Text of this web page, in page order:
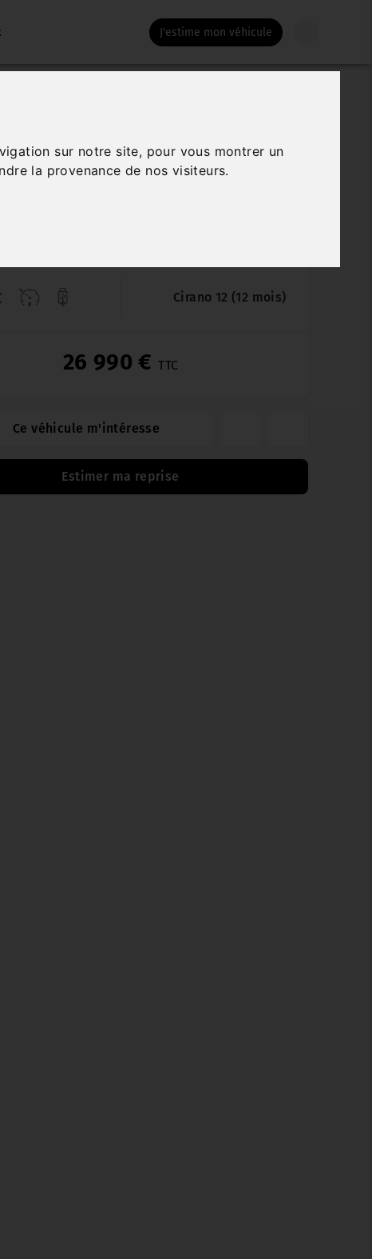
sur notre site, pour vous montrer un
la provenance de nos visiteurs.
J'estime mon véhicule
VOLKSWAGEN GOLF
150 DSG7 VW EDITION GOAL
Cirano 12 (12 mois)
26 990 €TTC
Ce véhicule m'intéresse
Estimer ma reprise